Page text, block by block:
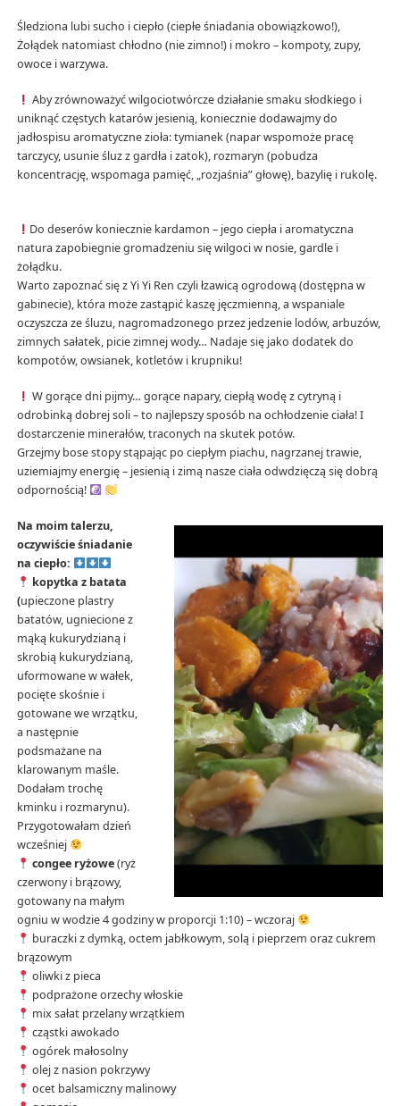
Śledziona lubi sucho i ciepło (ciepłe śniadania obowiązkowo!),
Żołądek natomiast chłodno (nie zimno!) i mokro – kompoty, zupy,
owoce i warzywa.
Aby zrównoważyć wilgociotwórcze działanie smaku słodkiego i
uniknąć częstych katarów jesienią, koniecznie dodawajmy do
jadłospisu aromatyczne zioła: tymianek (napar wspomoże pracę
tarczycy, usunie śluz z gardła i zatok), rozmaryn (pobudza
koncentrację, wspomaga pamięć, „rozjaśnia” głowę), bazylię i rukolę.
Do deserów koniecznie kardamon – jego ciepła i aromatyczna
natura zapobiegnie gromadzeniu się wilgoci w nosie, gardle i
żołądku.
Warto zapoznać się z Yi Yi Ren czyli łzawicą ogrodową (dostępna w
gabinecie), która może zastąpić kaszę jęczmienną, a wspaniale
oczyszcza ze śluzu, nagromadzonego przez jedzenie lodów, arbuzów,
zimnych sałatek, picie zimnej wody… Nadaje się jako dodatek do
kompotów, owsianek, kotletów i krupniku!
W gorące dni pijmy… gorące napary, ciepłą wodę z cytryną i
odrobinką dobrej soli – to najlepszy sposób na ochłodzenie ciała! I
dostarczenie minerałów, traconych na skutek potów.
Grzejmy bose stopy stąpając po ciepłym piachu, nagrzanej trawie,
uziemiajmy energię – jesienią i zimą nasze ciała odwdzięczą się dobrą
odpornością!
Na moim talerzu,
oczywiście śniadanie
na ciepło:
kopytka z batata
(upieczone plastry
batatów, ugniecione z
mąką kukurydzianą i
skrobią kukurydzianą,
uformowane w wałek,
pocięte skośnie i
gotowane we wrzątku,
a następnie
podsmażane na
klarowanym maśle.
Dodałam trochę
kminku i rozmarynu).
Przygotowałam dzień
wcześniej
congee ryżowe(ryż
czerwony i brązowy,
gotowany na małym
ogniu w wodzie 4 godziny w proporcji 1:10) – wczoraj
buraczki z dymką, octem jabłkowym, solą i pieprzem oraz cukrem
brązowym
oliwki z pieca
podprażone orzechy włoskie
mix sałat przelany wrzątkiem
cząstki awokado
ogórek małosolny
olej z nasion pokrzywy
ocet balsamiczny malinowy